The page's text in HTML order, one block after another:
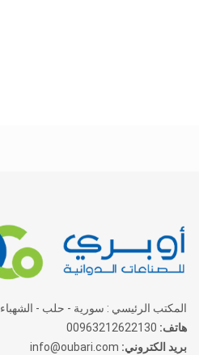
المكتب الرئيسي : سورية - حلب - الشهباء
هاتف:
بريد الكتروني: